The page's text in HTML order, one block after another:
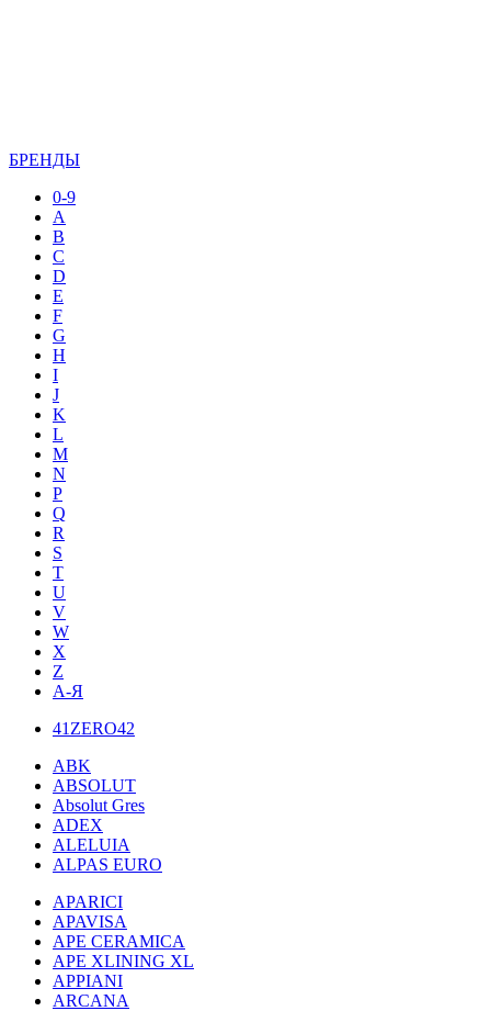
БРЕНДЫ
0-9
A
B
C
D
E
F
G
H
I
J
K
L
M
N
P
Q
R
S
T
U
V
W
X
Z
А-Я
41ZERO42
ABK
ABSOLUT
Absolut Gres
ADEX
ALELUIA
ALPAS EURO
APARICI
APAVISA
APE CERAMICA
APE XLINING XL
APPIANI
ARCANA